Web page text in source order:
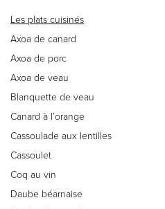
Les plats cuisinés
Axoa de canard
Axoa de porc
Axoa de veau
Blanquette de veau
Canard à l’orange
Cassoulade aux lentilles
Cassoulet
Coq au vin
Daube béarnaise